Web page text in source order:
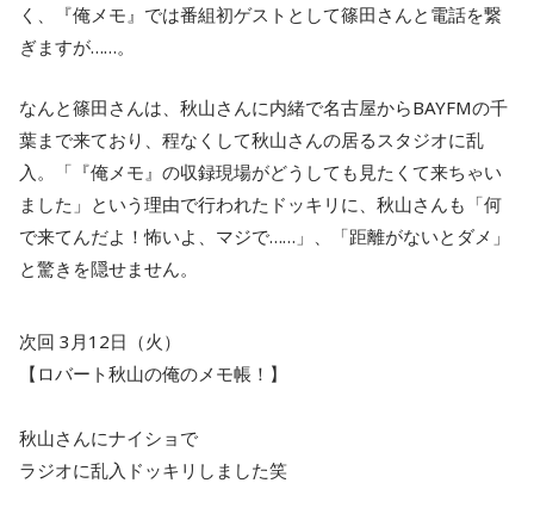
く、『俺メモ』では番組初ゲストとして篠田さんと電話を繋
ぎますが……。
なんと篠田さんは、秋山さんに内緒で名古屋からBAYFMの千
葉まで来ており、程なくして秋山さんの居るスタジオに乱
入。「『俺メモ』の収録現場がどうしても見たくて来ちゃい
ました」という理由で行われたドッキリに、秋山さんも「何
で来てんだよ！怖いよ、マジで……」、「距離がないとダメ」
と驚きを隠せません。
次回 3月12日（火）
【ロバート秋山の俺のメモ帳！】
秋山さんにナイショで
ラジオに乱入ドッキリしました笑